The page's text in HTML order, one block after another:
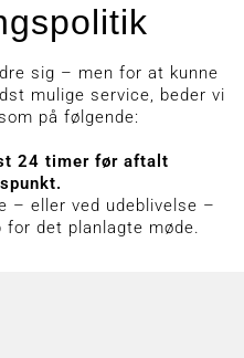
sig – men for at kunne
mulige service, beder vi
på følgende:
24 timer før aftalt
– eller ved udeblivelse –
det planlagte møde.